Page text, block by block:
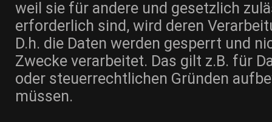
weil sie für andere und gesetzlich
erforderlich sind, wird deren
D.h. die Daten werden gesperrt und
Zwecke verarbeitet. Das gilt z.B. für
oder steuerrechtlichen Gründen
müssen.